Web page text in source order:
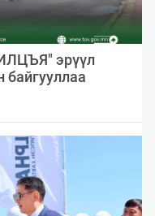
эрүүл
байгууллаа